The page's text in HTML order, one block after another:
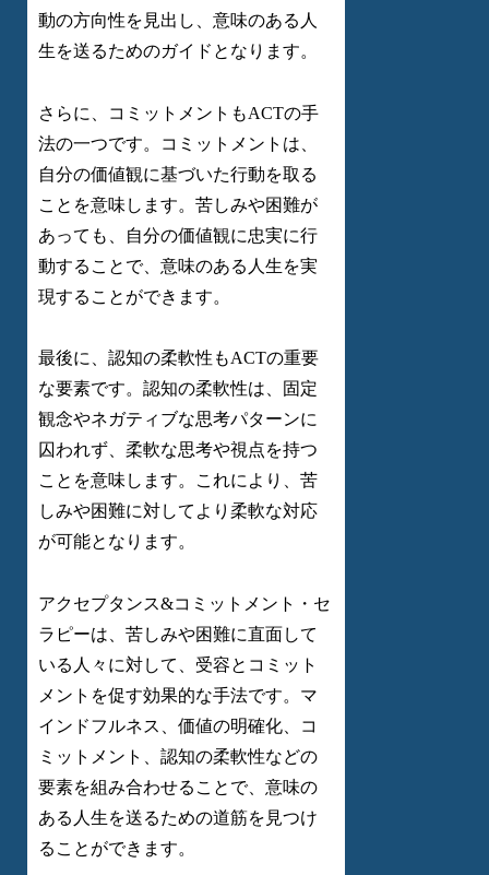
動の方向性を見出し、意味のある人
生を送るためのガイドとなります。
さらに、コミットメントもACTの手
法の一つです。コミットメントは、
自分の価値観に基づいた行動を取る
ことを意味します。苦しみや困難が
あっても、自分の価値観に忠実に行
動することで、意味のある人生を実
現することができます。
最後に、認知の柔軟性もACTの重要
な要素です。認知の柔軟性は、固定
観念やネガティブな思考パターンに
囚われず、柔軟な思考や視点を持つ
ことを意味します。これにより、苦
しみや困難に対してより柔軟な対応
が可能となります。
アクセプタンス&コミットメント・セ
ラピーは、苦しみや困難に直面して
いる人々に対して、受容とコミット
メントを促す効果的な手法です。マ
インドフルネス、価値の明確化、コ
ミットメント、認知の柔軟性などの
要素を組み合わせることで、意味の
ある人生を送るための道筋を見つけ
ることができます。